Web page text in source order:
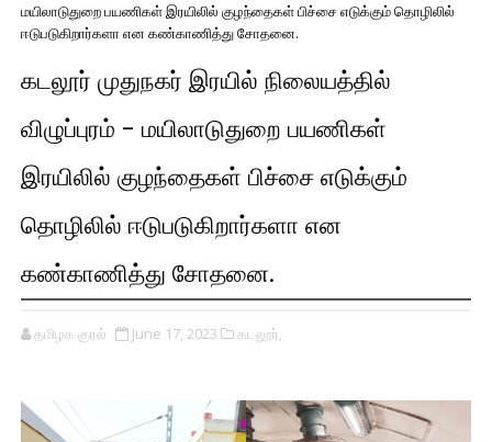
மயிலாடுதுறை பயணிகள் இரயிலில் குழந்தைகள் பிச்சை எடுக்கும் தொழிலில்
ஈடுபடுகிறார்களா என கண்காணித்து சோதனை.
கடலூர் முதுநகர் இரயில் நிலையத்தில்
விழுப்புரம் - மயிலாடுதுறை பயணிகள்
இரயிலில் குழந்தைகள் பிச்சை எடுக்கும்
தொழிலில் ஈடுபடுகிறார்களா என
கண்காணித்து சோதனை.
தமிழக குரல் June 17, 2023 கடலூர்,